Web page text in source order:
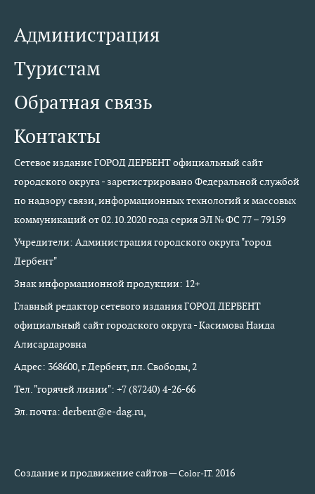
Администрация
Туристам
Обратная связь
Контакты
Сетевое издание ГОРОД ДЕРБЕНТ официальный сайт
городского округа - зарегистрировано Федеральной службой
по надзору связи, информационных технологий и массовых
коммуникаций от 02.10.2020 года серия ЭЛ № ФС 77 – 79159
Учредители: Администрация городского округа "город
Дербент"
Знак информационной продукции: 12+
Главный редактор сетевого издания ГОРОД ДЕРБЕНТ
официальный сайт городского округа - Касимова Наида
Алисардаровна
Адрес: 368600, г.Дербент, пл. Свободы, 2
Тел. "горячей линии": +7 (87240) 4-26-66
Эл. почта: derbent@e-dag.ru,
Создание и продвижение сайтов —Color-IT.2016